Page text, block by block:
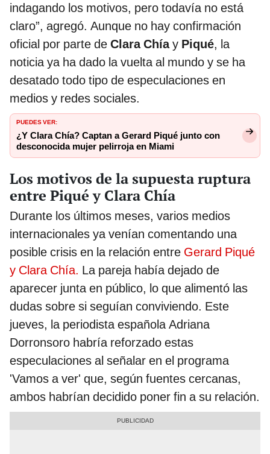
indagando los motivos, pero todavía no está
claro”, agregó. Aunque no hay confirmación
oficial por parte de Clara Chíay Piqué, la
noticia ya ha dado la vuelta al mundo y se ha
desatado todo tipo de especulaciones en
medios y redes sociales.
PUEDES VER:
¿Y Clara Chía? Captan a Gerard Piqué junto con
desconocida mujer pelirroja en Miami
Los motivos de la supuesta ruptura
entre Piqué y Clara Chía
Durante los últimos meses, varios medios
internacionales ya venían comentando una
posible crisis en la relación entre Gerard Piqué
y Clara Chía. La pareja había dejado de
aparecer junta en público, lo que alimentó las
dudas sobre si seguían conviviendo. Este
jueves, la periodista española Adriana
Dorronsoro habría reforzado estas
especulaciones al señalar en el programa
'Vamos a ver' que, según fuentes cercanas,
ambos habrían decidido poner fin a su relación.